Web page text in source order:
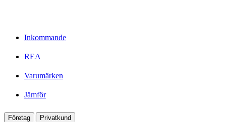
Inkommande
REA
Varumärken
Jämför
Företag | Privatkund